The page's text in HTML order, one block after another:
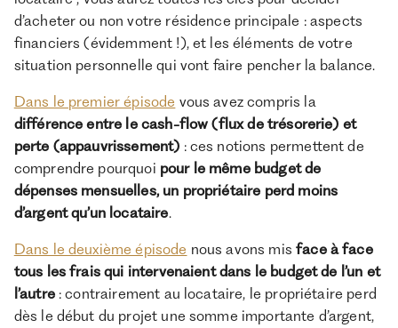
Ramify est l’alternative digitale à la banque privée.
Pour une clientèle exigeante, nous combinons
expertise patrimoniale, technologie et sélection
rigoureuse des meilleurs produits du marché, dans
une logique de performance à long terme.
d’acheter ou non votre résidence principale : aspects
financiers (évidemment !), et les éléments de votre
situation personnelle qui vont faire pencher la balance.
Dans le premier épisode vous avez compris la
différence entre le cash-flow (flux de trésorerie) et
perte (appauvrissement) : ces notions permettent de
comprendre pourquoi pour le même budget de
dépenses mensuelles, un propriétaire perd moins
d’argent qu’un locataire.
Dans le deuxième épisode nous avons misface à face
tous les frais qui intervenaient dans le budget de l’un et
l’autre: contrairement au locataire, le propriétaire perd
dès le début du projet une somme importante d’argent,